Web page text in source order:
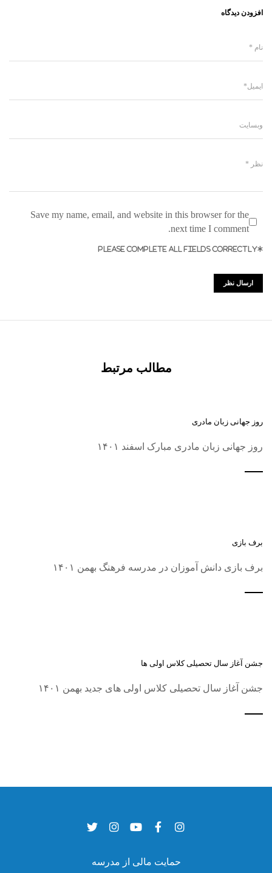
افزودن دیدگاه
Save my name, email, and website in this browser for the
next time I comment.
*PLEASE COMPLETE ALL FIELDS CORRECTLY
مطالب مرتبط
روز جهانی زبان مادری
روز جهانی زبان مادری مبارک اسفند ۱۴۰۱
برف بازی
برف بازی دانش آموزان در مدرسه فرهنگ بهمن ۱۴۰۱
جشن آغاز سال تحصیلی کلاس اولی ها
جشن آغاز سال تحصیلی کلاس اولی های جدید بهمن ۱۴۰۱
حمایت مالی از مدرسه